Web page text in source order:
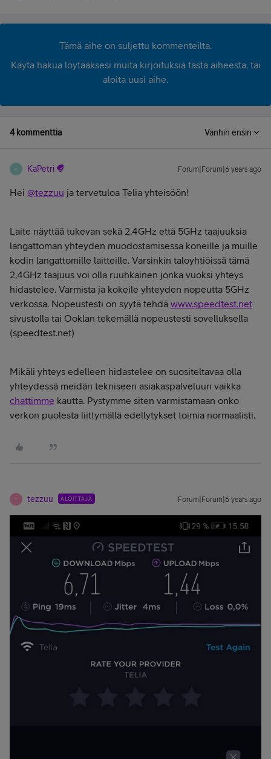
Tämä aihe on suljettu kommenteilta.
Käytä hakua löytääksesi muita kirjoituksia tästä aiheesta, tai
aloita uusi aihe.
4 kommenttia Vanhin ensin
K KaPetri Forum|Forum|6 years ago
Hei @tezzuu ja tervetuloa Telia yhteisöön!
Laite näyttää tukevan sekä 2,4GHz että 5GHz taajuuksia
langattoman yhteyden muodostamisessa koneille ja muille
kodin langattomille laitteille. Varsinkin taloyhtiöissä tämä
2,4GHz taajuus voi olla ruuhkainen jonka vuoksi yhteys
hidastelee. Varmista ja kokeile yhteyden nopeutta 5GHz
verkossa. Nopeustesti on syytä tehdä www.speedtest.net
sivustolla tai Ooklan tekemällä nopeustesti sovelluksella
(speedtest.net)
Mikäli yhteys edelleen hidastelee on suositeltavaa olla
yhteydessä meidän tekniseen asiakaspalveluun vaikka
chattimme kautta. Pystymme siten varmistamaan onko
verkon puolesta liittymällä edellytykset toimia normaalisti.
T tezzuu ALOITTAJA Forum|Forum|6 years ago